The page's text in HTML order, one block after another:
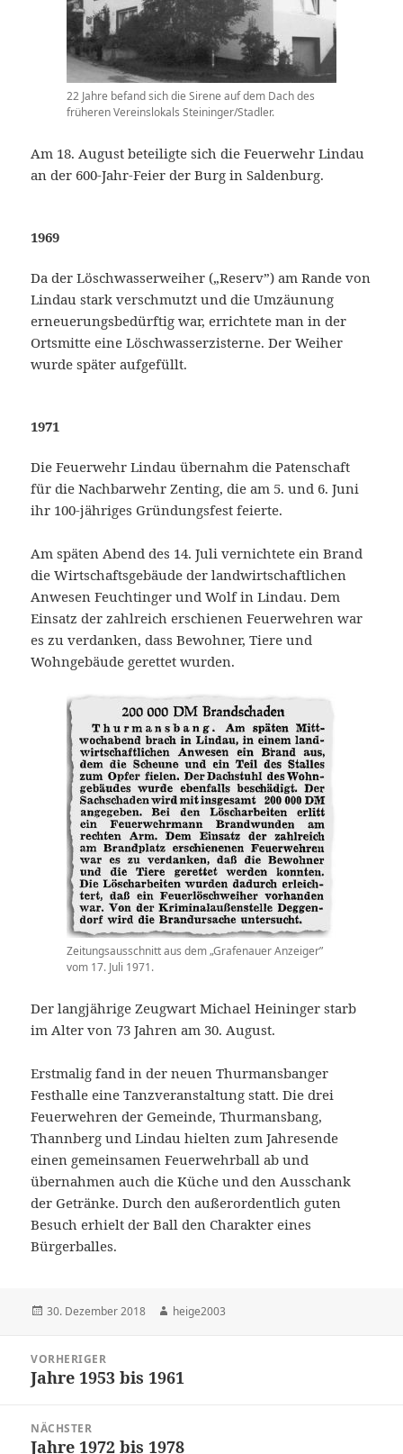
22 Jahre befand sich die Sirene auf dem Dach des
früheren Vereinslokals Steininger/Stadler.
Am 18. August beteiligte sich die Feuerwehr Lindau
an der 600-Jahr-Feier der Burg in Saldenburg.
1969
Da der Löschwasserweiher („Reserv”) am Rande von
Lindau stark verschmutzt und die Umzäunung
erneuerungsbedürftig war, errichtete man in der
Ortsmitte eine Löschwasserzisterne. Der Weiher
wurde später aufgefüllt.
1971
Die Feuerwehr Lindau übernahm die Patenschaft
für die Nachbarwehr Zenting, die am 5. und 6. Juni
ihr 100-jähriges Gründungsfest feierte.
Am späten Abend des 14. Juli vernichtete ein Brand
die Wirtschaftsgebäude der landwirtschaftlichen
Anwesen Feuchtinger und Wolf in Lindau. Dem
Einsatz der zahlreich erschienen Feuerwehren war
es zu verdanken, dass Bewohner, Tiere und
Wohngebäude gerettet wurden.
Zeitungsausschnitt aus dem „Grafenauer Anzeiger”
vom 17. Juli 1971.
Der langjährige Zeugwart Michael Heininger starb
im Alter von 73 Jahren am 30. August.
Erstmalig fand in der neuen Thurmansbanger
Festhalle eine Tanzveranstaltung statt. Die drei
Feuerwehren der Gemeinde, Thurmansbang,
Thannberg und Lindau hielten zum Jahresende
einen gemeinsamen Feuerwehrball ab und
übernahmen auch die Küche und den Ausschank
der Getränke. Durch den außerordentlich guten
Besuch erhielt der Ball den Charakter eines
Bürgerballes.
Veröffentlicht
30. Dezember 2018 Autor
heige2003
VORHERIGER
Vorheriger
Jahre 1953 bis 1961
NÄCHSTER
Nächster
Jahre 1972 bis 1978